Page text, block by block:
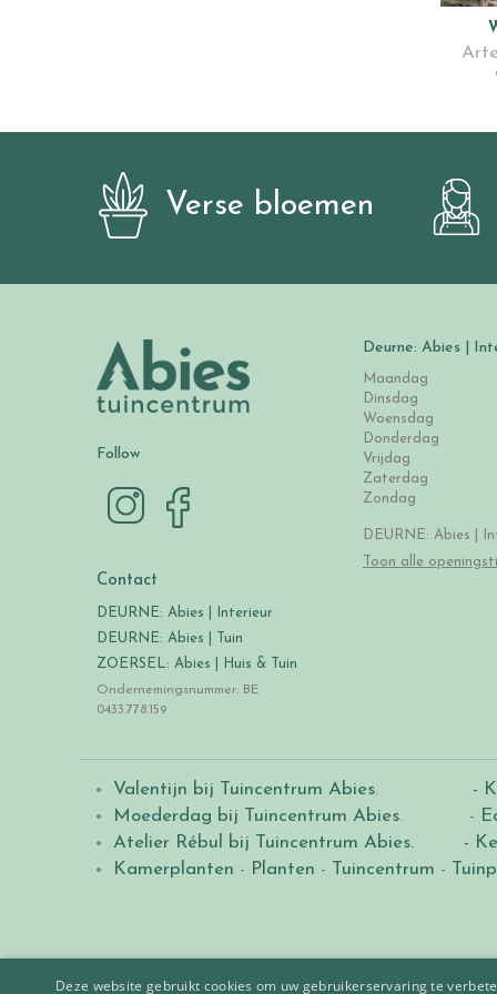
Verse bloemen
Follow
Contact
DEURNE: Abies | Interieur
DEURNE: Abies | Tuin
ZOERSEL: Abies | Huis & Tuin
Ondernemingsnummer: BE
0433.778.159
Deurne: Abies |
Maandag
Dinsdag
Woensdag
Donderdag
Vrijdag
Zaterdag
Zondag
DEURNE: Abies |
Toon alle
Valentijn bij Tuincentrum Abies.
-
Moederdag bij Tuincentrum Abies. -
Atelier Rébul bij Tuincentrum Abies.
-
Kamerplanten - Planten - Tuincentrum -
Deze website gebruikt cookies om uw gebruikerservaring te